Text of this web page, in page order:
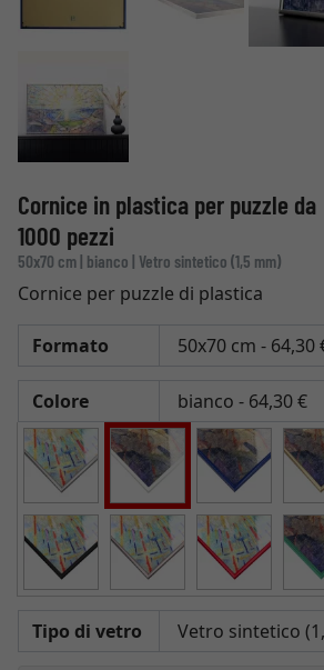
Cornice in plastica per puzzle da
1000 pezzi
50x70 cm | bianco | Vetro sintetico (1,5 mm)
Cornice per puzzle di plastica
Formato
Colore
Tipo di vetro